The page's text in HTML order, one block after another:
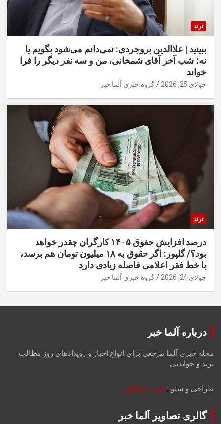
ترند
ببینید | علاالدین بروجردی: نمی‌دانم می‌شود بگویم یا
نه؛ شب آخر آقای شمخانی، من و سه نفر دیگر را فرا
خواند
جولای 25, 2026 گروه خبری آلما خبر
ترند
درصد افزایش حقوق ۱۴۰۵ کارگران چقدر خواهد
بود؟/ گلپور: اگر حقوق به ۱۸ میلیون تومان هم برسد،
با خط فقر اعلامی فاصله زیادی دارد
جولای 24, 2026 گروه خبری آلما خبر
درباره آلما خبر
مجله خبری آلما مرجعی برای انواع اخبار و رویدادهای روز مطالب
ترند و خواندنی
طراحی و سئو : احمد عبداللهی
گالری تصاویر آلما خبر